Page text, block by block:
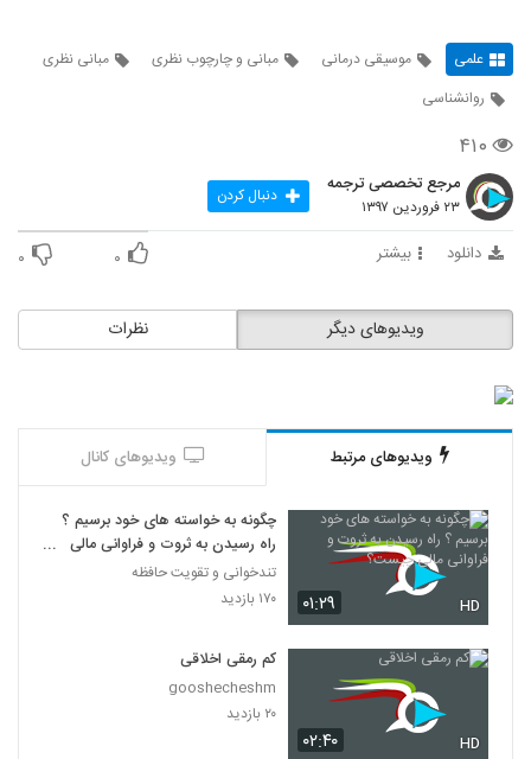
علمی موسیقی درمانی مبانی و چارچوب نظری
مبانی نظری
روانشناسی
۴۱۰
مرجع تخصصی ترجمه
۲۳ فروردین ۱۳۹۷ دنبال کردن
دانلود بیشتر ۰ ۰
نظرات ویدیوهای دیگر
ویدیوهای مرتبط ویدیوهای کانال
۰۱:۲۹ HD
چگونه به خواسته های خود برسیم ؟
راه رسیدن به ثروت و فراوانی مالی
چیست؟
تندخوانی و تقویت حافظه
۱۷۰ بازدید
۰۲:۴۰ HD
کم رمقی اخلاقی
gooshecheshm
۲۰ بازدید